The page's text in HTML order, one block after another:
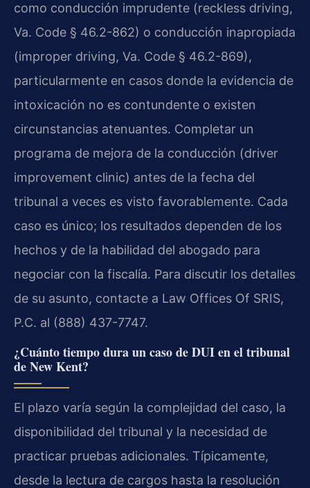
como conducción imprudente (reckless driving,
Va. Code § 46.2-862) o conducción inapropiada
(improper driving, Va. Code § 46.2-869),
particularmente en casos donde la evidencia de
intoxicación no es contundente o existen
circunstancias atenuantes. Completar un
programa de mejora de la conducción (driver
improvement clinic) antes de la fecha del
tribunal a veces es visto favorablemente. Cada
caso es único; los resultados dependen de los
hechos y de la habilidad del abogado para
negociar con la fiscalía. Para discutir los detalles
de su asunto, contacte a Law Offices Of SRIS,
P.C. al (888) 437-7747.
¿Cuánto tiempo dura un caso de DUI en el tribunal
de New Kent?
El plazo varía según la complejidad del caso, la
disponibilidad del tribunal y la necesidad de
practicar pruebas adicionales. Típicamente,
desde la lectura de cargos hasta la resolución